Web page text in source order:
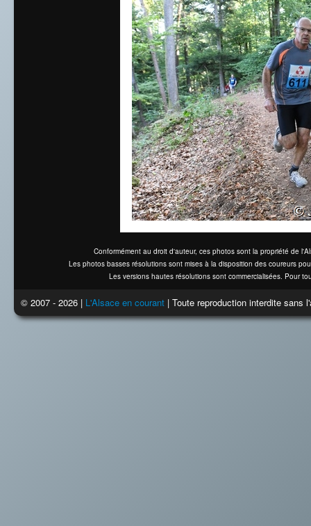
Conformément au droit d'auteur, ces photos sont la propriété de
Les photos basses résolutions sont mises à la disposition des coureurs
Les versions hautes résolutions sont commercialisées. Pour
© 2007 - 2026 | L'Alsace en courant | Toute reproduction interdite sans